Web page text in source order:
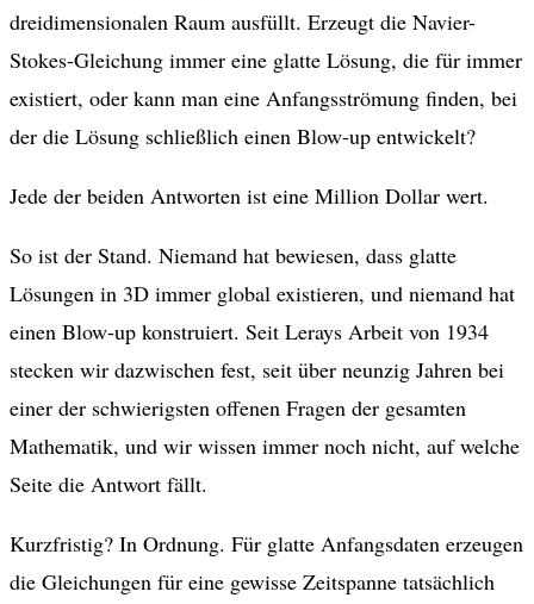
dreidimensionalen Raum ausfüllt. Erzeugt die Navier-
Stokes-Gleichung immer eine glatte Lösung, die für immer
existiert, oder kann man eine Anfangsströmung finden, bei
der die Lösung schließlich einen Blow-up entwickelt?
Jede der beiden Antworten ist eine Million Dollar wert.
So ist der Stand. Niemand hat bewiesen, dass glatte
Lösungen in 3D immer global existieren, und niemand hat
einen Blow-up konstruiert. Seit Lerays Arbeit von 1934
stecken wir dazwischen fest, seit über neunzig Jahren bei
einer der schwierigsten offenen Fragen der gesamten
Mathematik, und wir wissen immer noch nicht, auf welche
Seite die Antwort fällt.
Kurzfristig? In Ordnung. Für glatte Anfangsdaten erzeugen
die Gleichungen für eine gewisse Zeitspanne tatsächlich